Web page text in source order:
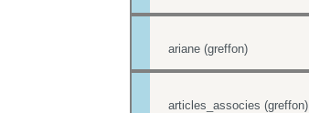
ariane (greffon)
articles_associes (greffon)